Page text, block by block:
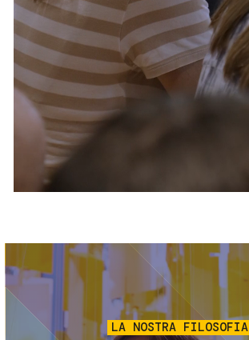
Servizi e accessibilità
Contatti
FAQ
Biglietti
Immagine
LA NOSTRA FILOSOFIA